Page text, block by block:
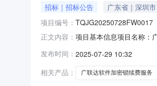
招标｜招标公告 广东省｜深圳
项目编号： TQJG20250728FW0017
正文内容： 项目基本信息项目名称：
限公司单位联系人：罗工
称：广
发布时间： 2025-07-29 10:32
相关产品：
广联达软件加密锁续费服务